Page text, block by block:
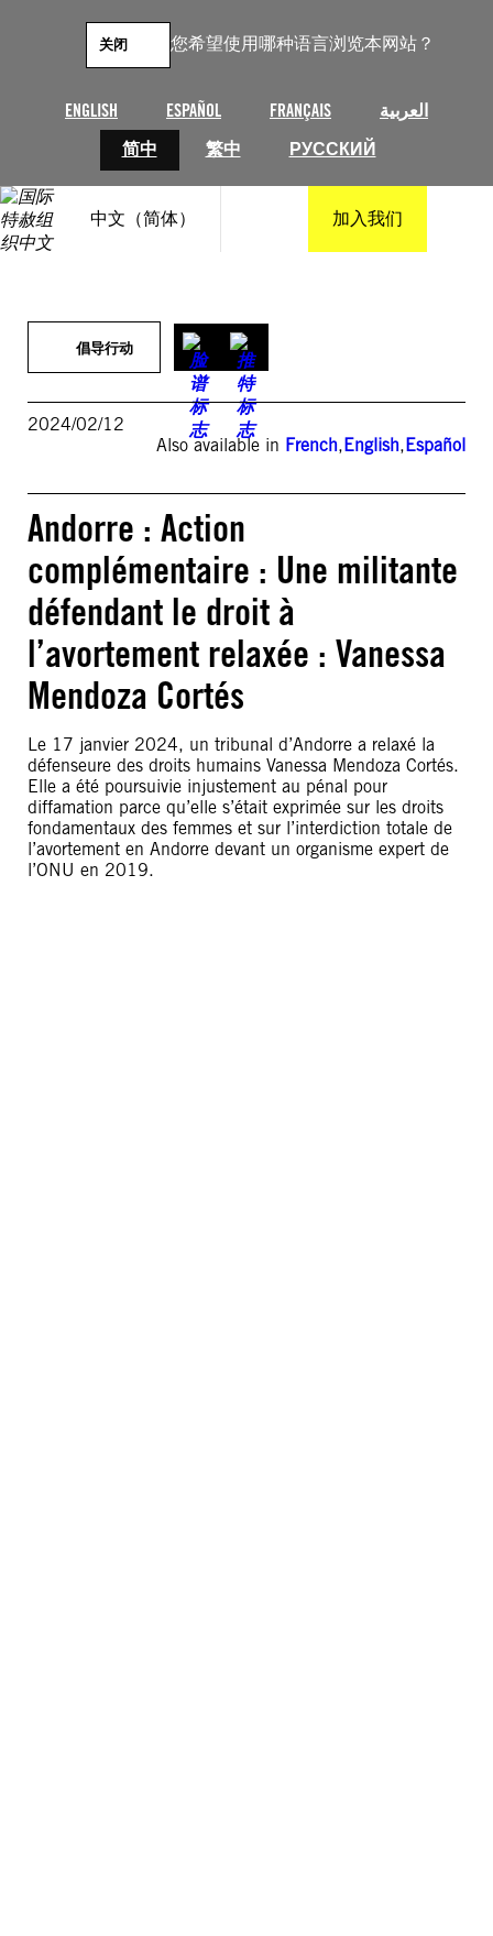
您希望使用哪种语言浏览本网站？
ENGLISH ESPAÑOL FRANÇAIS
العربية
简中
繁中 РУССКИЙ
关闭
中文（简体） 加入我们
倡导行动
2024/02/12
Also available in French,English,Español
Andorre : Action
complémentaire : Une militante
défendant le droit à
l’avortement relaxée : Vanessa
Mendoza Cortés
Le 17 janvier 2024, un tribunal d’Andorre a relaxé la
défenseure des droits humains Vanessa Mendoza Cortés.
Elle a été poursuivie injustement au pénal pour
diffamation parce qu’elle s’était exprimée sur les droits
fondamentaux des femmes et sur l’interdiction totale de
l’avortement en Andorre devant un organisme expert de
l’ONU en 2019.